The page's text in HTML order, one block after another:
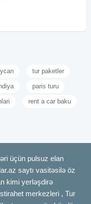
tur paketler
paris turu
rent a car baku
üçün pulsuz elan
saytı vasitəsilə öz
kimi yerləşdirə
merkezleri , Tur